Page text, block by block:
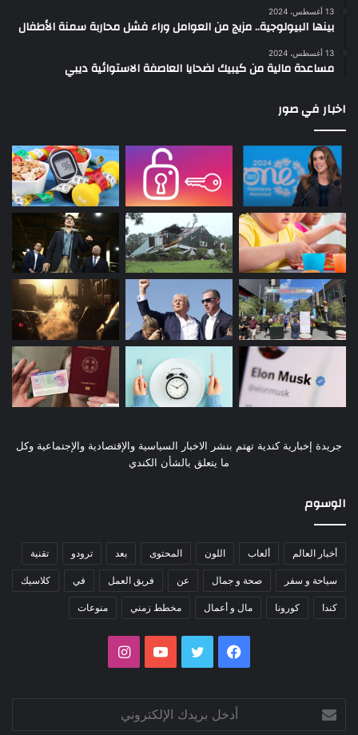
13 أغسطس، 2024
بينها البيولوجية.. مزيج من العوامل وراء فشل محاربة سمنة الأطفال
13 أغسطس، 2024
مساعدة مالية من كيبيك لضحايا العاصفة الاستوائية ديبي
اخبار في صور
جريدة إخبارية كندية تهتم بنشر الاخبار السياسية والإقتصادية والإجتماعية وكل
ما يتعلق بالشأن الكندي
الوسوم
أخبار العالم ألعاب اللون المحتوى بعد ترودو تقنية
سياحة و سفر صحة و جمال عن فريق العمل في كلاسيك
كندا كورونا مال و أعمال مخطط زمني منوعات
فيسبوك تويتر يوتيوبانستقرام
بريدك